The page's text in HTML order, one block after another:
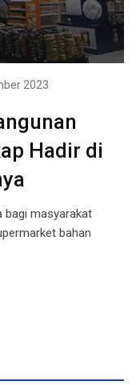
2023
Hadir di
bagi masyarakat
bahan